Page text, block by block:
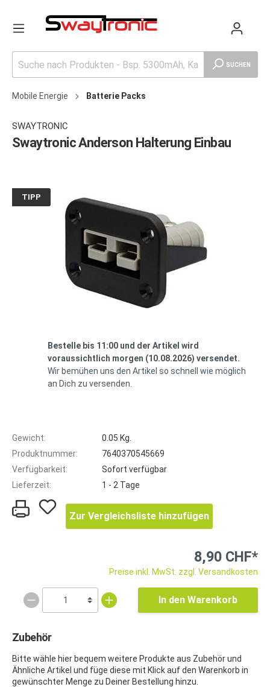
SUCHEN
Mobile Energie Batterie Packs
SWAYTRONIC
Swaytronic Anderson Halterung Einbau
TIPP
Bestelle bis 11:00 und der Artikel wird
voraussichtlich morgen (10.08.2026) versendet.
Wir bemühen uns den Artikel so schnell wie möglich
an Dich zu versenden.
Gewicht:
0.05 Kg.
Produktnummer:
7640370545669
Verfügbarkeit:
Sofort verfügbar
Lieferzeit:
1 - 2 Tage
Zur Vergleichsliste hinzufügen
8,90 CHF*
Preise inkl. MwSt. zzgl. Versandkosten
In den Warenkorb
Zubehör
Bitte wähle hier bequem weitere Produkte aus Zubehör und
Ähnliche Artikel und füge diese mit Klick auf den Warenkorb in
gewünschter Menge zu Deiner Bestellung hinzu.